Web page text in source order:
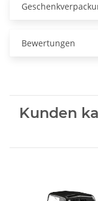
Bewertungen
Kunden